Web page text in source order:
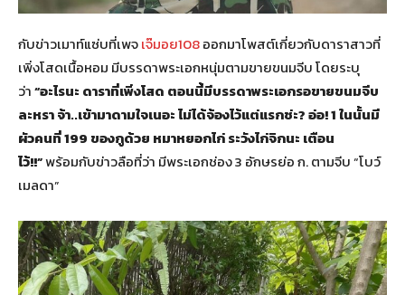
กับข่าวเมาท์แซ่บที่เพจเจ๊มอย108ออกมาโพสต์เกี่ยวกับดาราสาวที่
เพิ่งโสดเนื้อหอม มีบรรดาพระเอกหนุ่มตามขายขนมจีบ โดยระบุ
ว่า“อะไรนะ ดาราที่เพิ่งโสด ตอนนี้มีบรรดาพระเอกรอขายขนมจีบ
ละหรา จ้า..เข้ามาดามใจเนอะ ไม่ได้จ้องไว้แต่แรกช่ะ? อ่อ! 1 ในนั้นมี
ผัวคนที่ 199 ของกูด้วย หมาหยอกไก่ ระวังไก่จิกนะ เตือน
ไว้!!”พร้อมกับข่าวลือที่ว่า มีพระเอกช่อง 3 อักษรย่อ ก. ตามจีบ “โบว์
เมลดา”​